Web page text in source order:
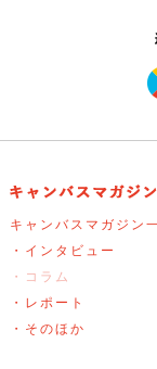
キャンバスマガジン
・インタビュー
・コラム
・レポート
・そのほか